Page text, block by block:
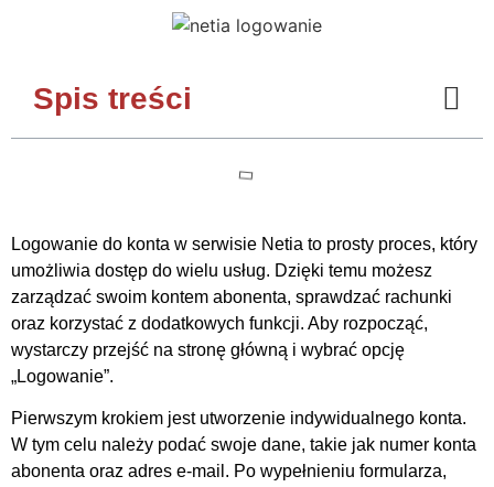
Spis treści
Logowanie do konta w serwisie Netia to prosty proces, który
umożliwia dostęp do wielu usług. Dzięki temu możesz
zarządzać swoim kontem abonenta, sprawdzać rachunki
oraz korzystać z dodatkowych funkcji. Aby rozpocząć,
wystarczy przejść na stronę główną i wybrać opcję
„Logowanie”.
Pierwszym krokiem jest utworzenie indywidualnego konta.
W tym celu należy podać swoje dane, takie jak numer konta
abonenta oraz adres e-mail. Po wypełnieniu formularza,